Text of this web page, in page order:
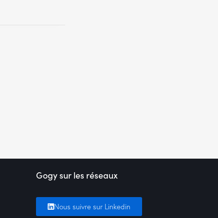
Gogy sur les réseaux
Nous suivre sur Linkedin